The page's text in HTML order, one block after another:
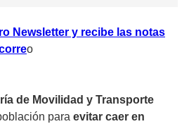
Newsletter y recibe las notas
eo
de Movilidad y Transporte
para evitar caer en